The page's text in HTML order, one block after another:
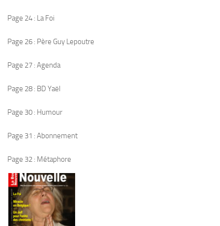
Page 24 : La Foi
Page 26 : Père Guy Lepoutre
Page 27 : Agenda
Page 28 : BD Yaël
Page 30 : Humour
Page 31 : Abonnement
Page 32 : Métaphore